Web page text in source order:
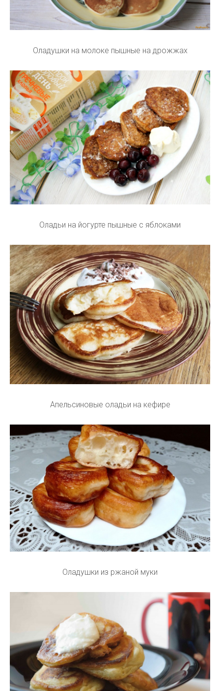
Оладушки на молоке пышные на дрожжах
Оладьи на йогурте пышные с яблоками
Апельсиновые оладьи на кефире
Оладушки из ржаной муки